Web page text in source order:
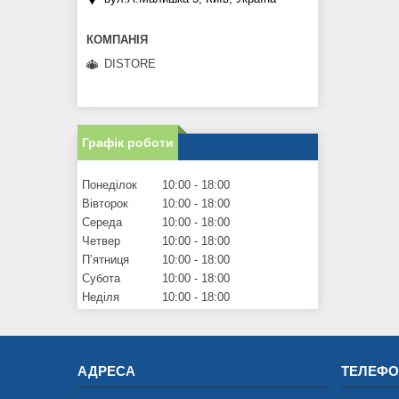
DISTORE
Графік роботи
Понеділок 10:00
18:00
Вівторок
10:00
18:00
Середа
10:00
18:00
Четвер
10:00
18:00
Пʼятниця
10:00
18:00
Субота
10:00
18:00
Неділя
10:00 18:00